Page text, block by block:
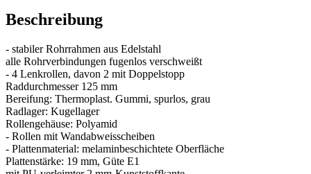
Beschreibung
- stabiler Rohrrahmen aus Edelstahl
alle Rohrverbindungen fugenlos verschweißt
- 4 Lenkrollen, davon 2 mit Doppelstopp
Raddurchmesser 125 mm
Bereifung: Thermoplast. Gummi, spurlos, grau
Radlager: Kugellager
Rollengehäuse: Polyamid
- Rollen mit Wandabweisscheiben
- Plattenmaterial: melaminbeschichtete Oberfläche
Plattenstärke: 19 mm, Güte E1